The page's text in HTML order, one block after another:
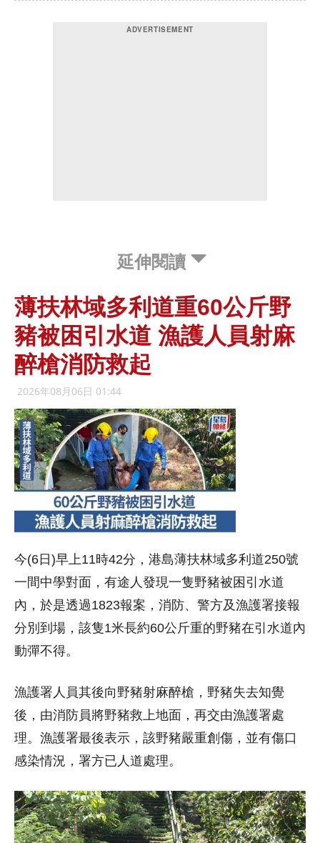
延伸閱讀
薄扶林域多利道重60公斤野
豬被困引水道 漁護人員射麻
醉槍消防救起
2026年08月06日 01:44
今(6日)早上11時42分，港島薄扶林域多利道250號
一間中學對面，有途人發現一隻野豬被困引水道
內，於是透過1823報案，消防、警方及漁護署接報
分別到場，該隻1米長約60公斤重的野豬在引水道內
動彈不得。
漁護署人員其後向野豬射麻醉槍，野豬失去知覺
後，由消防員將野豬救上地面，再交由漁護署處
理。漁護署最後表示，該野豬嚴重創傷，並有傷口
感染情況，署方已人道處理。